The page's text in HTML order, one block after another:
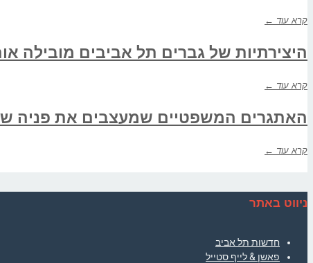
קרא עוד ←
היצירתיות של גברים תל אביבים מובילה
קרא עוד ←
האתגרים המשפטיים שמעצבים את פניה
קרא עוד ←
ניווט באתר
חדשות תל אביב
פאשן & לייף סטייל